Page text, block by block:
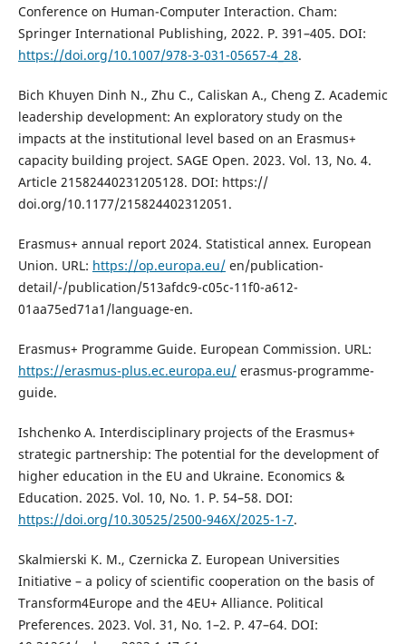
Conference on Human-Computer Interaction. Cham:
Springer International Publishing, 2022. P. 391–405. DOI:
https://doi.org/10.1007/978-3-031-05657-4_28.
Bich Khuyen Dinh N., Zhu C., Caliskan A., Cheng Z. Academic
leadership development: An exploratory study on the
impacts at the institutional level based on an Erasmus+
capacity building project. SAGE Open. 2023. Vol. 13, No. 4.
Article 21582440231205128. DOI: https://
doi.org/10.1177/215824402312051.
Erasmus+ annual report 2024. Statistical annex. European
Union. URL: https://op.europa.eu/en/publication-
detail/-/publication/513afdc9-c05c-11f0-a612-
01aa75ed71a1/language-en.
Erasmus+ Programme Guide. European Commission. URL:
https://erasmus-plus.ec.europa.eu/erasmus-programme-
guide.
Ishchenko A. Interdisciplinary projects of the Erasmus+
strategic partnership: The potential for the development of
higher education in the EU and Ukraine. Economics &
Education. 2025. Vol. 10, No. 1. P. 54–58. DOI:
https://doi.org/10.30525/2500-946X/2025-1-7.
Skalmierski K. M., Czernicka Z. European Universities
Initiative – a policy of scientific cooperation on the basis of
Transform4Europe and the 4EU+ Alliance. Political
Preferences. 2023. Vol. 31, No. 1–2. P. 47–64. DOI: